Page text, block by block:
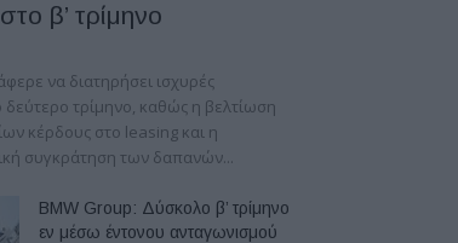
β’ τρίμηνο
να διατηρήσει ισχυρές
δεύτερο τρίμηνο, καθώς η βελτίωση
κέρδους στο leasing και η
συγκράτηση των δαπανών...
BMW Group: Δύσκολο β’ τρίμηνο
εν μέσω έντονου ανταγωνισμού